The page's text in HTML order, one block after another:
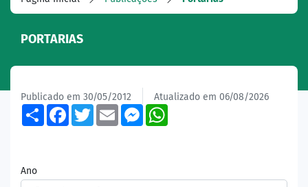
PORTARIAS
Publicado em 30/05/2012 Atualizado em 06/08/2026
ShareFacebook
TwitterEmailMessenger
Ano